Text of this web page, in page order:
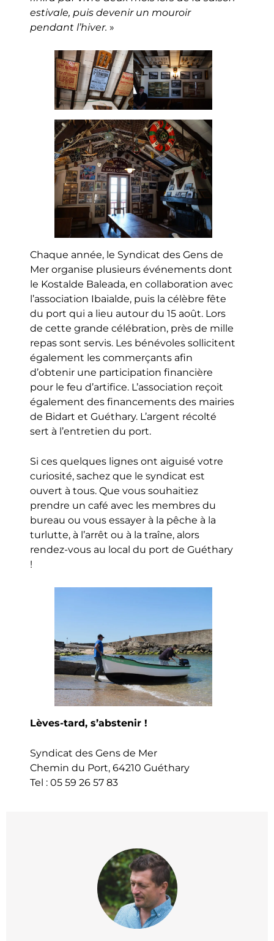
estivale, puis devenir un mouroir
pendant l’hiver. »
Chaque année, le Syndicat des Gens de
Mer organise plusieurs événements dont
le Kostalde Baleada, en collaboration avec
l’association Ibaialde, puis la célèbre fête
du port qui a lieu autour du 15 août. Lors
de cette grande célébration, près de mille
repas sont servis. Les bénévoles sollicitent
également les commerçants afin
d’obtenir une participation financière
pour le feu d’artifice. L’association reçoit
également des financements des mairies
de Bidart et Guéthary. L’argent récolté
sert à l’entretien du port.
Si ces quelques lignes ont aiguisé votre
curiosité, sachez que le syndicat est
ouvert à tous. Que vous souhaitiez
prendre un café avec les membres du
bureau ou vous essayer à la pêche à la
turlutte, à l’arrêt ou à la traîne, alors
rendez-vous au local du port de Guéthary
!
Lèves-tard, s’abstenir !
Syndicat des Gens de Mer
Chemin du Port, 64210 Guéthary
Tel : 05 59 26 57 83